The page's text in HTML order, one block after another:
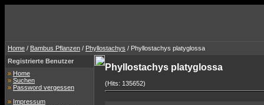
Home / Bambus Pflanzen / Phyllostachys / Phyllostachys platyglossa
Registrierte Benutzer
» Home
» Suchen
» Password vergessen
» Impressum
Phyllostachys platyglossa
(Hits: 135652)